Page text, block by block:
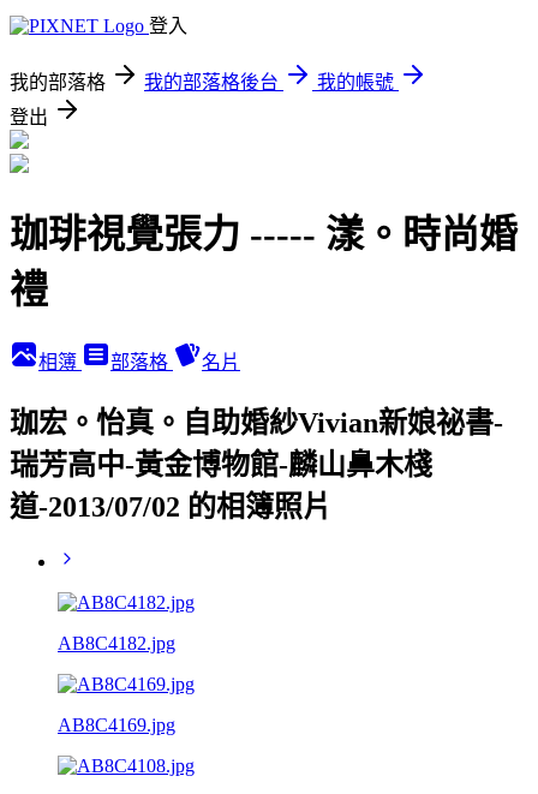
登入
我的部落格 我的部落格後台
我的帳號
登出
珈琲視覺張力 ----- 漾。時尚婚
禮
相簿 部落格 名片
珈宏。怡真。自助婚紗Vivian新娘祕書-
瑞芳高中-黃金博物館-麟山鼻木棧
道-2013/07/02 的相簿照片
AB8C4182.jpg
AB8C4169.jpg